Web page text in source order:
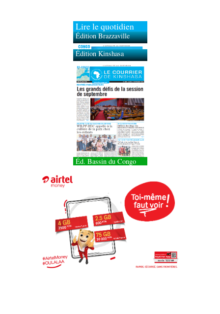
Lire le quotidien
Édition Brazzaville
Édition Kinshasa
Éd. Bassin du Congo